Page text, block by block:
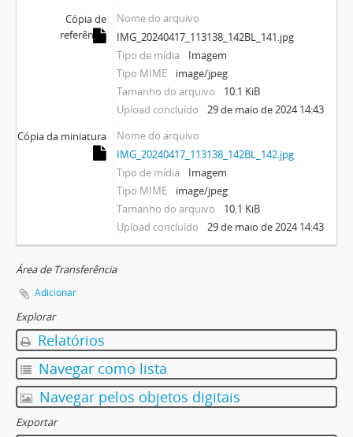
Cópia de
referência
Nome do arquivo
IMG_20240417_113138_142BL_141.jpg
Tipo de mídia
Imagem
Tipo MIME
image/jpeg
Tamanho do arquivo
10.1 KiB
Upload concluído
29 de maio de 2024 14:43
Cópia da miniatura
Nome do arquivo
IMG_20240417_113138_142BL_142.jpg
Tipo de mídia
Imagem
Tipo MIME
image/jpeg
Tamanho do arquivo
10.1 KiB
Upload concluído
29 de maio de 2024 14:43
Área de Transferência
Adicionar
Explorar
Relatórios
Navegar como lista
Navegar pelos objetos digitais
Exportar